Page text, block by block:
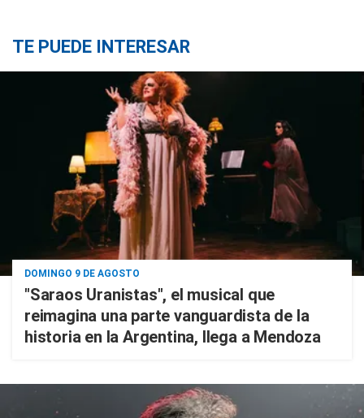
TE PUEDE INTERESAR
DOMINGO 9 DE AGOSTO
"Saraos Uranistas", el musical que
reimagina una parte vanguardista de la
historia en la Argentina, llega a Mendoza